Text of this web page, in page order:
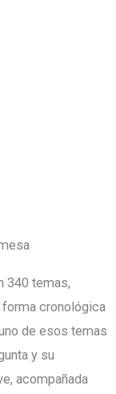
340 temas,
cronológica
de esos temas
y su
acompañada